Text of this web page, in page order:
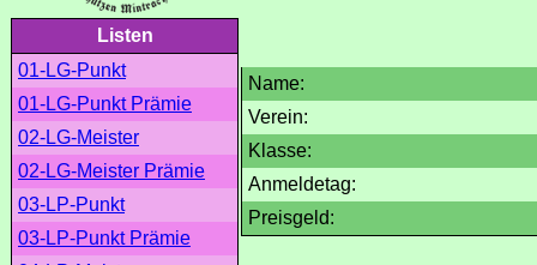
Listen
01-LG-Punkt
01-LG-Punkt Prämie
02-LG-Meister
02-LG-Meister Prämie
03-LP-Punkt
03-LP-Punkt Prämie
Name:
Verein:
Klasse:
Anmeldetag:
Preisgeld: